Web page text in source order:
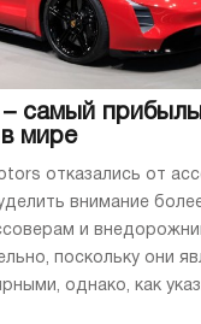
– самый
мире
отказались от
внимание
и
поскольку они
однако, как